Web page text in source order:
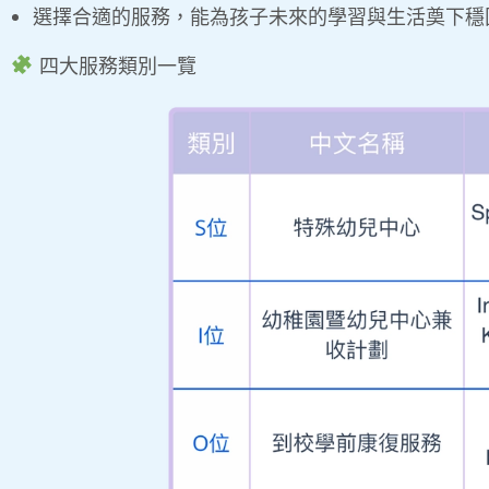
選擇合適的服務，能為孩子未來的學習與生活奠下
四大服務類別一覽